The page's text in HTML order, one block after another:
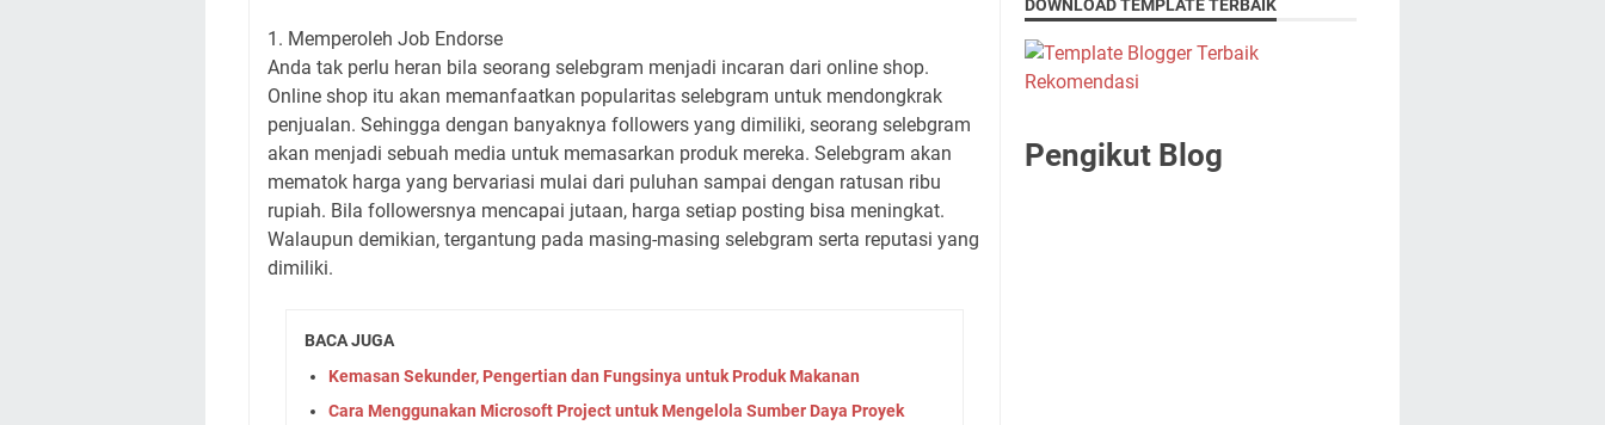
1. Memperoleh Job Endorse
Anda tak perlu heran bila seorang selebgram menjadi incaran dari online shop.
Online shop itu akan memanfaatkan popularitas selebgram untuk mendongkrak
penjualan. Sehingga dengan banyaknya followers yang dimiliki, seorang selebgram
akan menjadi sebuah media untuk memasarkan produk mereka. Selebgram akan
mematok harga yang bervariasi mulai dari puluhan sampai dengan ratusan ribu
rupiah. Bila followersnya mencapai jutaan, harga setiap posting bisa meningkat.
Walaupun demikian, tergantung pada masing-masing selebgram serta reputasi yang
dimiliki.
BACA JUGA
Kemasan Sekunder, Pengertian dan Fungsinya untuk Produk Makanan
Cara Menggunakan Microsoft Project untuk Mengelola Sumber Daya Proyek
DOWNLOAD TEMPLATE TERBAIK
Pengikut Blog